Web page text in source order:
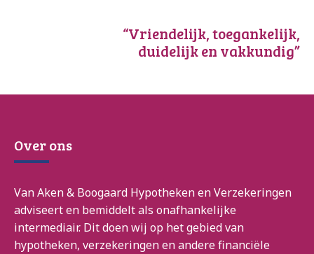
“Vriendelijk, toegankelijk,
duidelijk en vakkundig”
Over ons
Van Aken & Boogaard Hypotheken en Verzekeringen
adviseert en bemiddelt als onafhankelijke
intermediair. Dit doen wij op het gebied van
hypotheken, verzekeringen en andere financiële